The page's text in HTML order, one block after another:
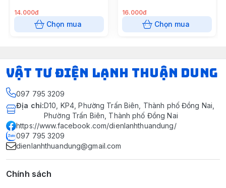
14.000đ
Chọn mua
16.000đ
Chọn mua
VẬT TƯ ĐIỆN LẠNH THUẬN DUNG
097 795 3209
Địa chỉ:D10, KP4, Phường Trấn Biên, Thành phố Đồng Nai,
Phường Trấn Biên, Thành phố Đồng Nai
https://www.facebook.com/dienlanhthuandung/
097 795 3209
dienlanhthuandung@gmail.com
Chính sách